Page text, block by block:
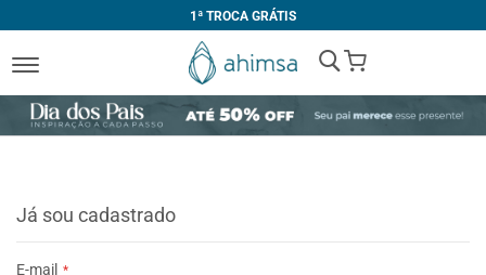
1ª TROCA GRÁTIS
My Cart
Já sou cadastrado
E-mail